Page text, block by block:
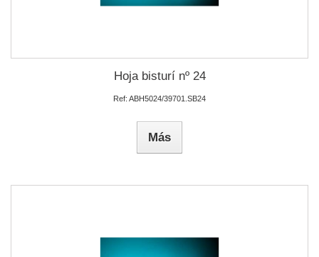
Hoja bisturí nº 24
Ref: ABH5024/39701.SB24
Más